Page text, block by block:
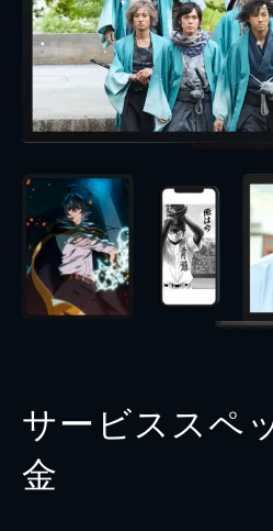
サービススペ
金